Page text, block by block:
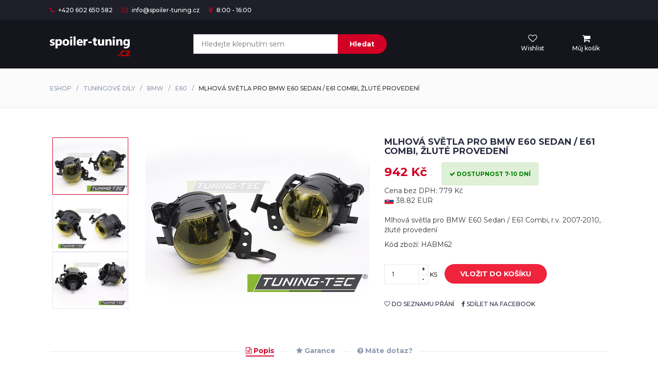
+420 602 650 582 info@spoiler-tuning.cz 8:00 - 16:00
Hledat Wishlist Můj košík
ESHOP TUNINGOVÉ DÍLY BMW E60 MLHOVÁ SVĚTLA PRO BMW E60 SEDAN / E61 COMBI, ŽLUTÉ PROVEDENÍ
MLHOVÁ SVĚTLA PRO BMW E60 SEDAN / E61
COMBI, ŽLUTÉ PROVEDENÍ
942 Kč DOSTUPNOST 7-10 DNÍ
Cena bez DPH: 779 Kč
38.82 EUR
Mlhová světla pro BMW E60 Sedan / E61 Combi, r.v. 2007-2010,
žluté provedení
Kód zboží: HABM62
+
-
KS VLOŽIT DO KOŠÍKU
DO SEZNAMU PŘÁNÍ SDÍLET NA FACEBOOK
Popis Garance Máte dotaz?